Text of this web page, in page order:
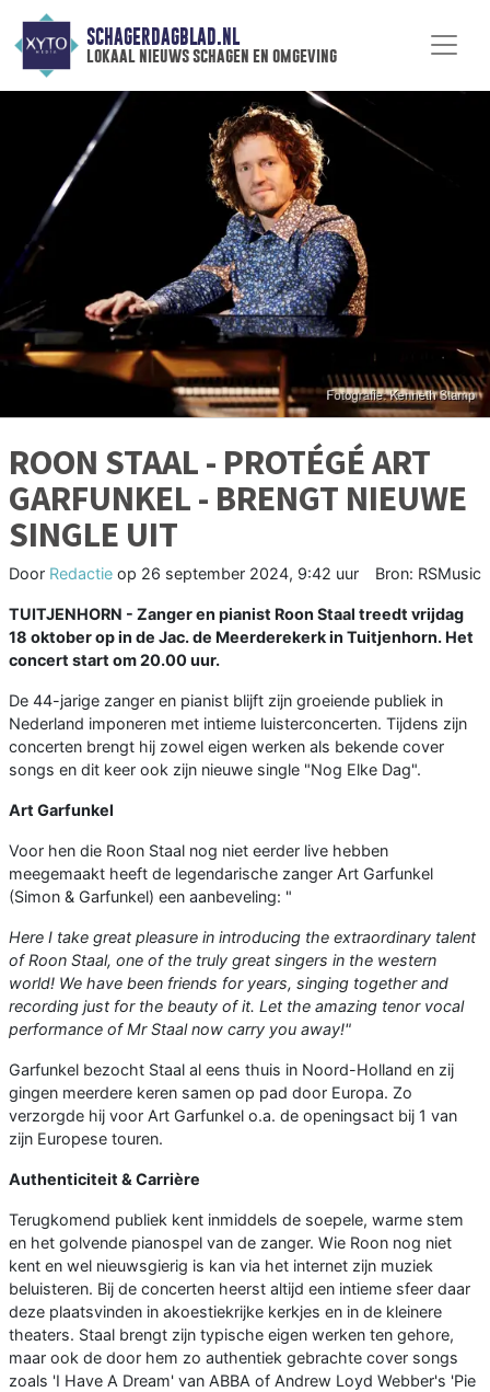
SCHAGERDAGBLAD.NL
lokaal nieuws schagen en omgeving
ROON STAAL - PROTÉGÉ ART
GARFUNKEL - BRENGT NIEUWE
SINGLE UIT
Door Redactie op 26 september 2024, 9:42 uur Bron: RSMusic
TUITJENHORN - Zanger en pianist Roon Staal treedt vrijdag
18 oktober op in de Jac. de Meerderekerk in Tuitjenhorn. Het
concert start om 20.00 uur.
De 44-jarige zanger en pianist blijft zijn groeiende publiek in
Nederland imponeren met intieme luisterconcerten. Tijdens zijn
concerten brengt hij zowel eigen werken als bekende cover
songs en dit keer ook zijn nieuwe single "Nog Elke Dag".
Art Garfunkel
Voor hen die Roon Staal nog niet eerder live hebben
meegemaakt heeft de legendarische zanger Art Garfunkel
(Simon & Garfunkel) een aanbeveling: "
Here I take great pleasure in introducing the extraordinary talent
of Roon Staal, one of the truly great singers in the western
world! We have been friends for years, singing together and
recording just for the beauty of it. Let the amazing tenor vocal
performance of Mr Staal now carry you away!"
Garfunkel bezocht Staal al eens thuis in Noord-Holland en zij
gingen meerdere keren samen op pad door Europa. Zo
verzorgde hij voor Art Garfunkel o.a. de openingsact bij 1 van
zijn Europese touren.
Authenticiteit & Carrière
Terugkomend publiek kent inmiddels de soepele, warme stem
en het golvende pianospel van de zanger. Wie Roon nog niet
kent en wel nieuwsgierig is kan via het internet zijn muziek
beluisteren. Bij de concerten heerst altijd een intieme sfeer daar
deze plaatsvinden in akoestiekrijke kerkjes en in de kleinere
theaters. Staal brengt zijn typische eigen werken ten gehore,
maar ook de door hem zo authentiek gebrachte cover songs
zoals 'I Have A Dream' van ABBA of Andrew Loyd Webber's 'Pie